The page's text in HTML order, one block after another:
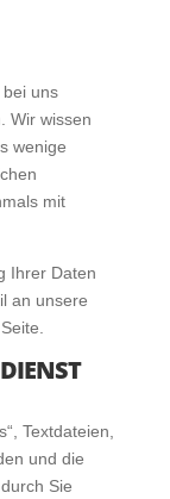
uns
Wir wissen
wenige
mit
Ihrer Daten
an unsere
Textdateien,
und die
Sie